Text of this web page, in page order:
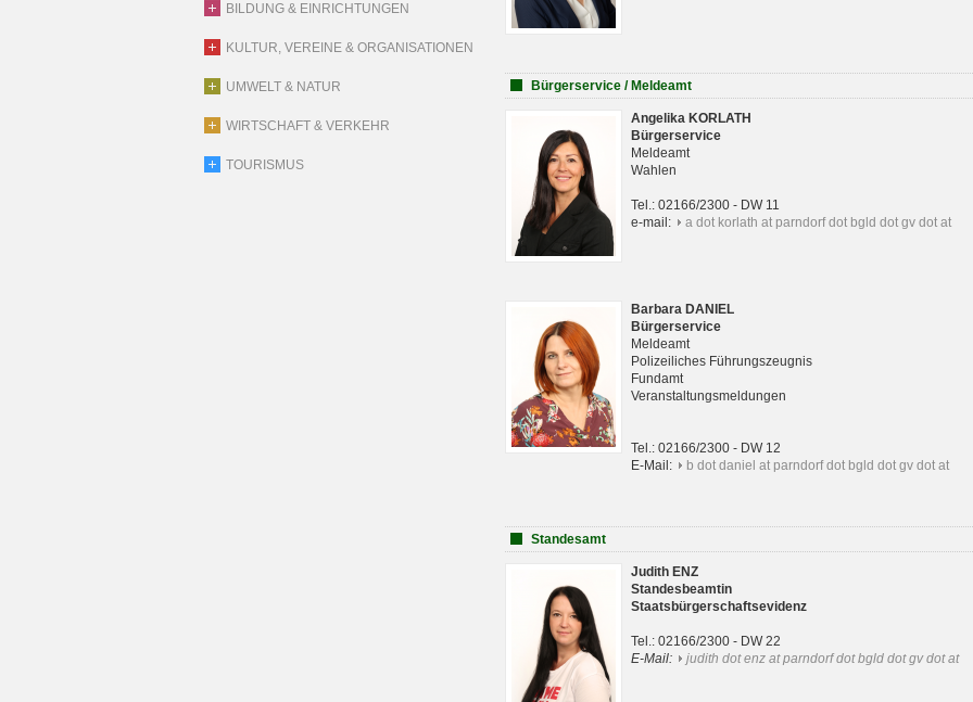
BILDUNG & EINRICHTUNGEN
KULTUR, VEREINE & ORGANISATIONEN
UMWELT & NATUR
WIRTSCHAFT & VERKEHR
TOURISMUS
Bürgerservice / Meldeamt
Angelika KORLATH
Bürgerservice
Meldeamt
Wahlen
Tel.: 02166/2300 - DW 11
e-mail:
a dot korlath at parndorf dot bgld dot gv dot at
Barbara DANIEL
Bürgerservice
Meldeamt
Polizeiliches Führungszeugnis
Fundamt
Veranstaltungsmeldungen
Tel.: 02166/2300 - DW 12
E-Mail:
b dot daniel at parndorf dot bgld dot gv dot at
Standesamt
Judith ENZ
Standesbeamtin
Staatsbürgerschaftsevidenz
Tel.: 02166/2300 - DW 22
E-Mail:
judith dot enz at parndorf dot bgld dot gv dot at